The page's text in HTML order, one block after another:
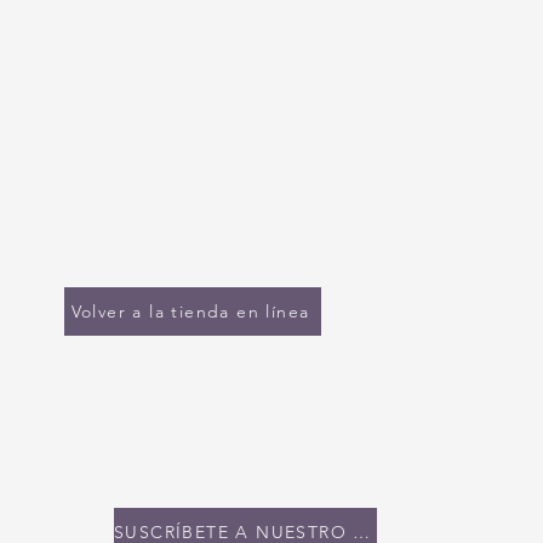
Volver a la tienda en línea
SUSCRÍBETE A NUESTRO BOLETÍN INFORMATIVO